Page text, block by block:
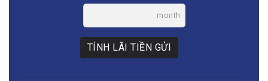
month
TÍNH LÃI TIỀN GỬI